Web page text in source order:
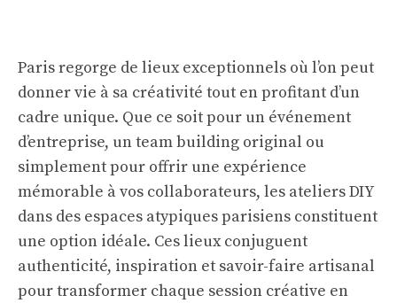
Paris regorge de lieux exceptionnels où l’on peut
donner vie à sa créativité tout en profitant d’un
cadre unique. Que ce soit pour un événement
d’entreprise, un team building original ou
simplement pour offrir une expérience
mémorable à vos collaborateurs, les ateliers DIY
dans des espaces atypiques parisiens constituent
une option idéale. Ces lieux conjuguent
authenticité, inspiration et savoir-faire artisanal
pour transformer chaque session créative en